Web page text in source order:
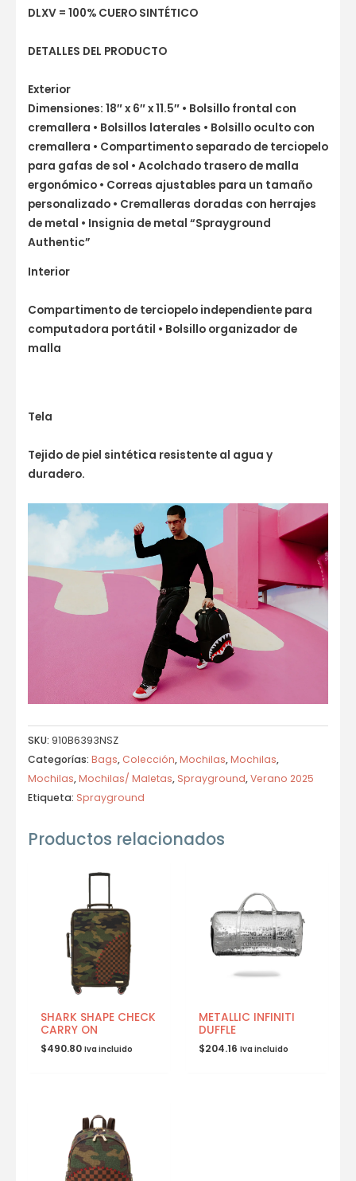
DLXV = 100% CUERO SINTÉTICO
DETALLES DEL PRODUCTO
Exterior
Dimensiones: 18″ x 6″ x 11.5″ • Bolsillo frontal con
cremallera • Bolsillos laterales • Bolsillo oculto con
cremallera • Compartimento separado de terciopelo
para gafas de sol • Acolchado trasero de malla
ergonómico • Correas ajustables para un tamaño
personalizado • Cremalleras doradas con herrajes
de metal • Insignia de metal “Sprayground
Authentic”
Interior
Compartimento de terciopelo independiente para
computadora portátil • Bolsillo organizador de
malla
Tela
Tejido de piel sintética resistente al agua y
duradero.
SKU: 910B6393NSZ
Categorías: Bags, Colección,Mochilas,Mochilas,
Mochilas,Mochilas/ Maletas, Sprayground,Verano 2025
Etiqueta: Sprayground
Productos relacionados
SHARK SHAPE CHECK
CARRY ON
$490.80 Iva incluido
METALLIC INFINITI
DUFFLE
$204.16 Iva incluido